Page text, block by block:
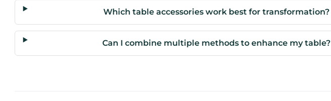
Which table accessories work best for transformation?
Can I combine multiple methods to enhance my table?